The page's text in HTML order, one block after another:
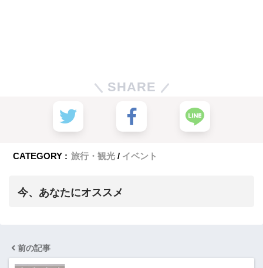
SHARE
CATEGORY : 旅行・観光 イベント
今、あなたにオススメ
前の記事